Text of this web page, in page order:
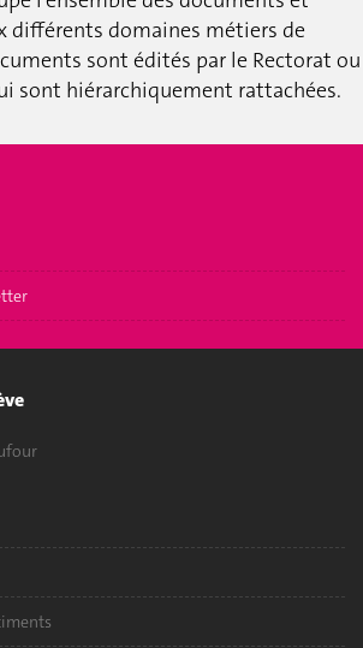
différents domaines métiers de
sont édités par le Rectorat ou
sont hiérarchiquement rattachées.